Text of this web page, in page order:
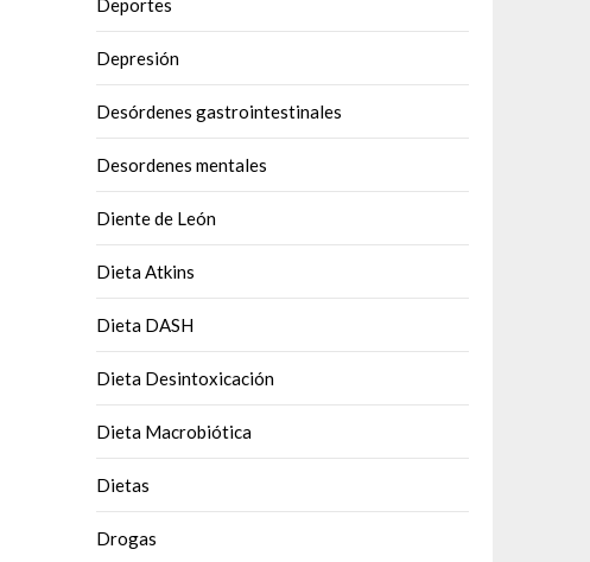
Deportes
Depresión
Desórdenes gastrointestinales
Desordenes mentales
Diente de León
Dieta Atkins
Dieta DASH
Dieta Desintoxicación
Dieta Macrobiótica
Dietas
Drogas